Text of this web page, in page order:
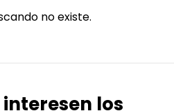
no existe.
interesen los